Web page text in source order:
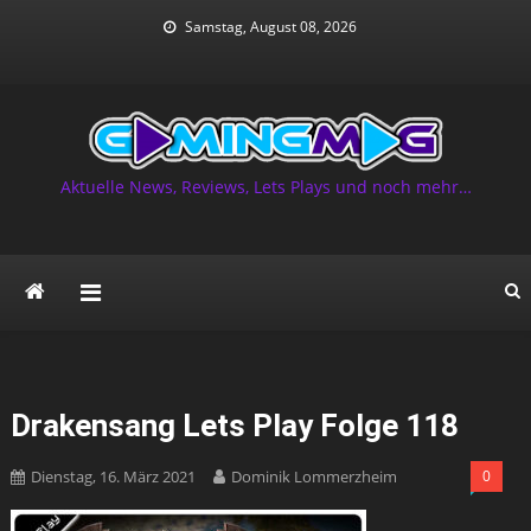
Samstag, August 08, 2026
Aktuelle News, Reviews, Lets Plays und noch mehr…
Drakensang Lets Play Folge 118
Dienstag, 16. März 2021 Dominik Lommerzheim 0